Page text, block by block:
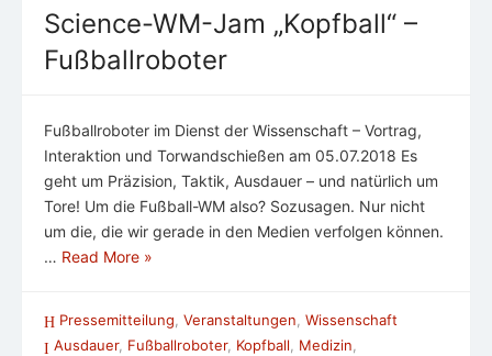
Science-WM-Jam „Kopfball“ –
Fußballroboter
Fußballroboter im Dienst der Wissenschaft – Vortrag,
Interaktion und Torwandschießen am 05.07.2018 Es
geht um Präzision, Taktik, Ausdauer – und natürlich um
Tore! Um die Fußball-WM also? Sozusagen. Nur nicht
um die, die wir gerade in den Medien verfolgen können.
… Read More »
Pressemitteilung Veranstaltungen Wissenschaft
Ausdauer, Fußballroboter, Kopfball, Medizin,